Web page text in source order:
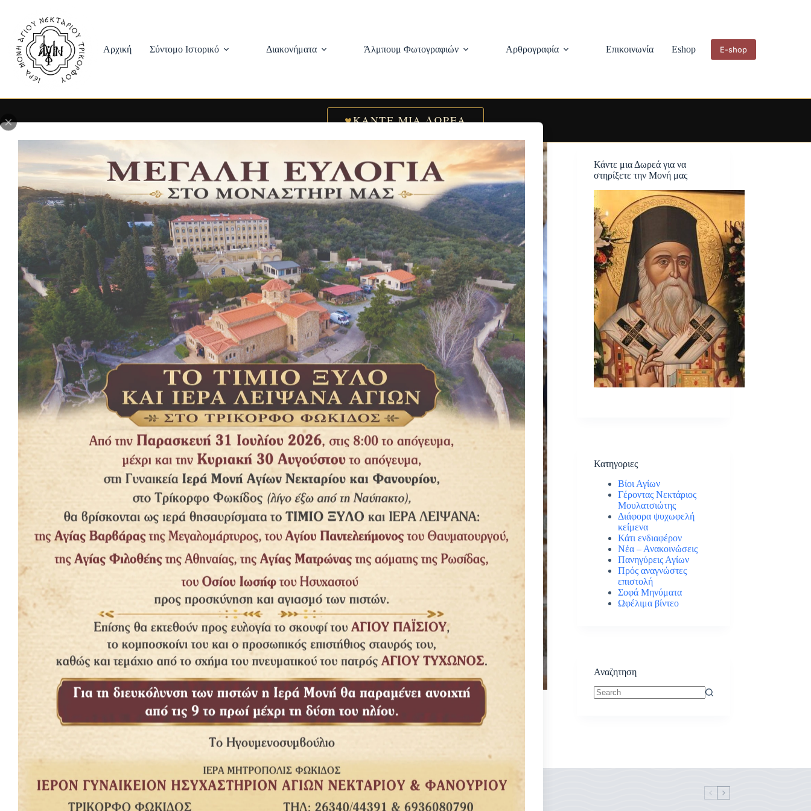
content
Αρχική Σύντομο Ιστορικό Διακονήματα Άλμπουμ Φωτογραφιών Αρθρογραφία Επικοινωνία Eshop E-shop
♥ΚΑΝΤΕ ΜΙΑ ΔΩΡΕΑ
Κάντε μια Δωρεά για να
στηρίξετε την Μονή μας
Κατηγοριες
Βίοι Αγίων
Γέροντας Νεκτάριος
Μουλατσιώτης
Διάφορα ψυχωφελή
κείμενα
Κάτι ενδιαφέρον
Νέα – Ανακοινώσεις
Πανηγύρεις Αγίων
Πρός αναγνώστες
επιστολή
Σοφά Μηνύματα
Ωφέλιμα βίντεο
Αναζητηση
Δημοφιλή